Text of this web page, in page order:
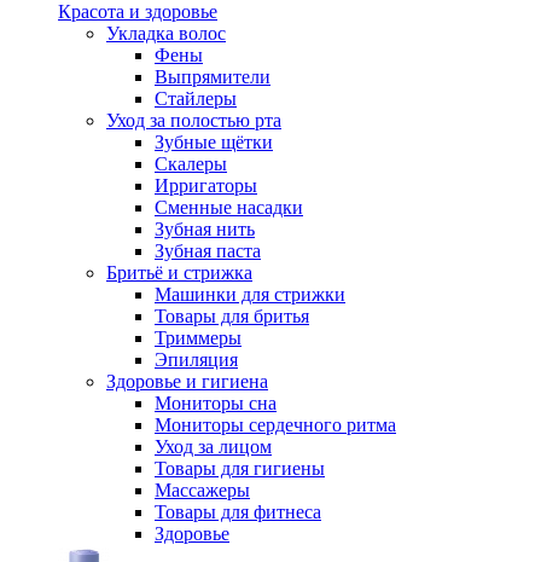
Красота и здоровье
Укладка волос
Фены
Выпрямители
Стайлеры
Уход за полостью рта
Зубные щётки
Скалеры
Ирригаторы
Сменные насадки
Зубная нить
Зубная паста
Бритьё и стрижка
Машинки для стрижки
Товары для бритья
Триммеры
Эпиляция
Здоровье и гигиена
Мониторы сна
Мониторы сердечного ритма
Уход за лицом
Товары для гигиены
Массажеры
Товары для фитнеса
Здоровье